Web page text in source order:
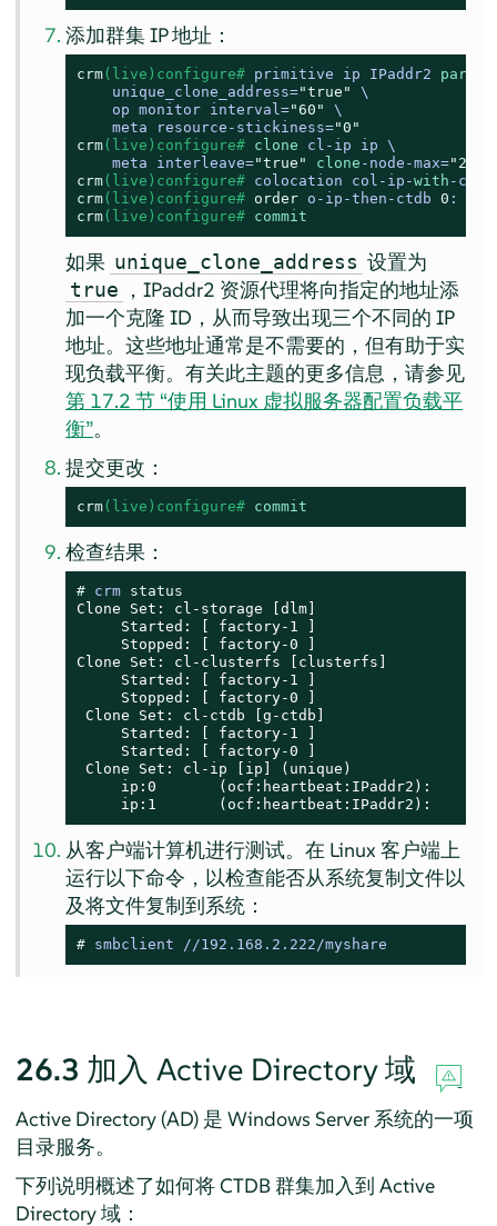
添加群集 IP 地址：
crm(live)configure# primitive ip IPaddr2 params
    unique_clone_address=
"true"
\
    op monitor interval=
"60"
\
    meta resource-stickiness=
"0"
crm(live)configure# clone cl-ip ip \
    meta interleave=
"true" clone -node-max="2"
crm(live)configure# colocation col-ip-with -
crm(live)configure# order o-ip-then-ctdb 0 : cl-
crm(live)configure# commit
如果 unique_clone_address 设置为
true
，IPaddr2 资源代理将向指定的地址添
加一个克隆 ID，从而导致出现三个不同的 IP
地址。这些地址通常是不需要的，但有助于实
现负载平衡。有关此主题的更多信息，请参见
第 17.2 节 “使用 Linux 虚拟服务器配置负载平
衡”。
提交更改：
crm(live)configure# commit
检查结果：
# crm status
Clone Set: cl-storage [dlm]
     Started: [ factory-1 ]
     Stopped: [ factory-0 ]
Clone Set: cl-clusterfs [clusterfs]
     Started: [ factory-1 ]
     Stopped: [ factory-0 ]
Clone Set: cl-ctdb [g-ctdb]
     Started: [ factory-1 ]
     Started: [ factory-0 ]
Clone Set: cl-ip [ip] (unique)
ip:0       (ocf:heartbeat:IPaddr2):
ip:1       (ocf:heartbeat:IPaddr2):
从客户端计算机进行测试。在 Linux 客户端上
运行以下命令，以检查能否从系统复制文件以
及将文件复制到系统：
# smbclient //192.168.2.222/myshare
26.3 加入 Active Directory 域
Active Directory (AD) 是 Windows Server 系统的一项
目录服务。
下列说明概述了如何将 CTDB 群集加入到 Active
Directory 域：